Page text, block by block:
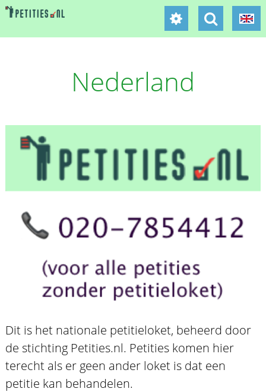
Nederland
Dit is het nationale petitieloket, beheerd door
de stichting Petities.nl. Petities komen hier
terecht als er geen ander loket is dat een
petitie kan behandelen.